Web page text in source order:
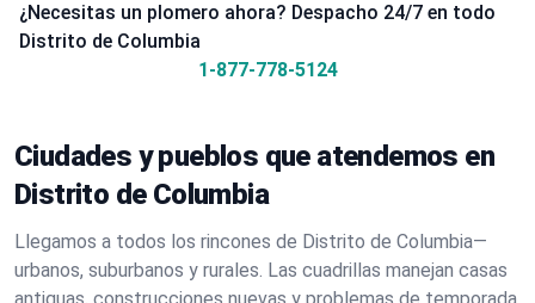
¿Necesitas un plomero ahora? Despacho 24/7 en todo
Distrito de Columbia
1-877-778-5124
Ciudades y pueblos que atendemos en
Distrito de Columbia
Llegamos a todos los rincones de Distrito de Columbia—
urbanos, suburbanos y rurales. Las cuadrillas manejan casas